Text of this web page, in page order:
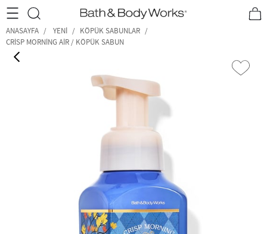
•2200₺ ve Üzeri Kargo Ücretsiz!• *Promosyon Detayları
ANASAYFA YENI
KÖPÜK SABUNLAR
CRISP MORNING AIR / KÖPÜK SABUN